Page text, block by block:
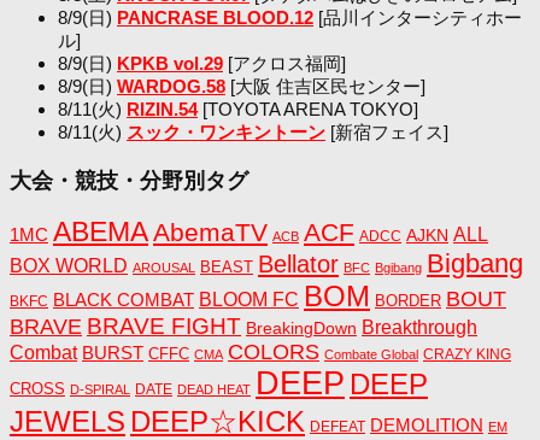
8/9(日) PANCRASE BLOOD.12 [品川インターシティホー
ル]
8/9(日) KPKB vol.29 [アクロス福岡]
8/9(日) WARDOG.58 [大阪 住吉区民センター]
8/11(火) RIZIN.54[TOYOTA ARENA TOKYO]
8/11(火) スック・ワンキントーン [新宿フェイス]
大会・競技・分野別タグ
1MC ABEMAAbemaTV ACB ACF ADCC AJKN ALL
BOX WORLD AROUSAL BEAST Bellator BFC Bgibang Bigbang
BKFC BLACK COMBAT BLOOM FC BOM BORDER BOUT
BRAVE BRAVE FIGHT BreakingDown Breakthrough
Combat BURST CFFC CMA COLORS Combate Global CRAZY KING
CROSS D-SPIRAL DATE DEAD HEAT DEEP DEEP
JEWELS DEEP☆KICK DEFEAT DEMOLITION EM